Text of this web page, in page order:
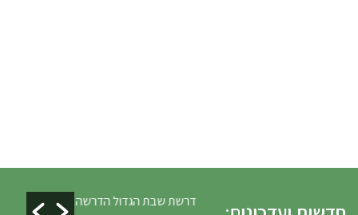
דרשת שבת הגדול הדרשה